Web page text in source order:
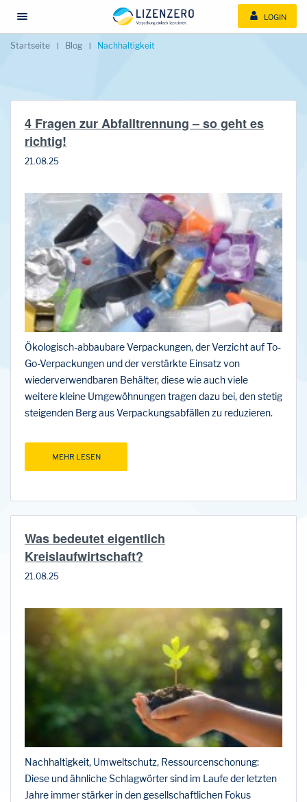
Menü öffnen/schließen LOGIN
Startseite Blog Nachhaltigkeit
4 Fragen zur Abfalltrennung – so geht es
richtig!
21.08.25
Ökologisch-abbaubare Verpackungen, der Verzicht auf To-
Go-Verpackungen und der verstärkte Einsatz von
wiederverwendbaren Behälter, diese wie auch viele
weitere kleine Umgewöhnungen tragen dazu bei, den stetig
steigenden Berg aus Verpackungsabfällen zu reduzieren.
MEHR LESEN
Was bedeutet eigentlich
Kreislaufwirtschaft?
21.08.25
Nachhaltigkeit, Umweltschutz, Ressourcenschonung:
Diese und ähnliche Schlagwörter sind im Laufe der letzten
Jahre immer stärker in den gesellschaftlichen Fokus